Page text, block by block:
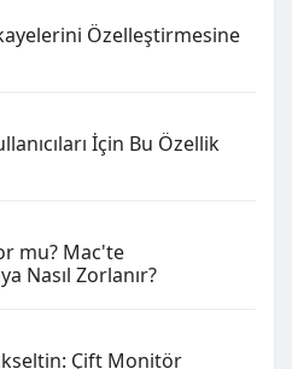
Özelleştirmesine
İçin Bu Özellik
mu? Mac'te
Nasıl Zorlanır?
Çift Monitör